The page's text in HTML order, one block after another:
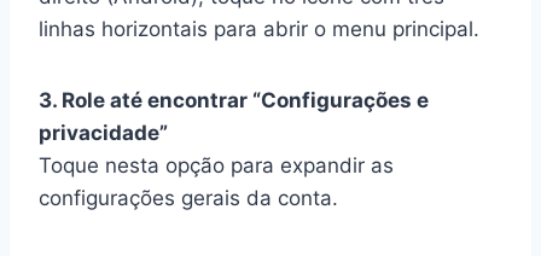
linhas horizontais para abrir o menu principal.
3. Role até encontrar “Configurações e
privacidade”
Toque nesta opção para expandir as
configurações gerais da conta.